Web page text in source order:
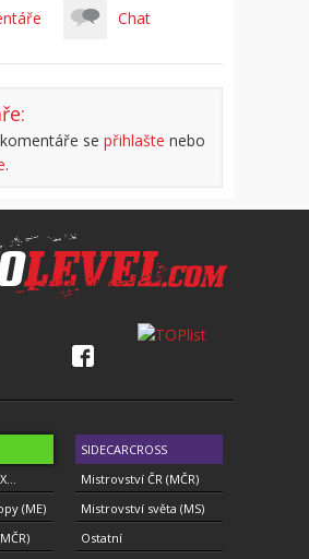
Chat
se přihlašte nebo
.
(ME)
SIDECARCROSS
Mistrovství ČR (MČR)
Mistrovství světa (MS)
Ostatní